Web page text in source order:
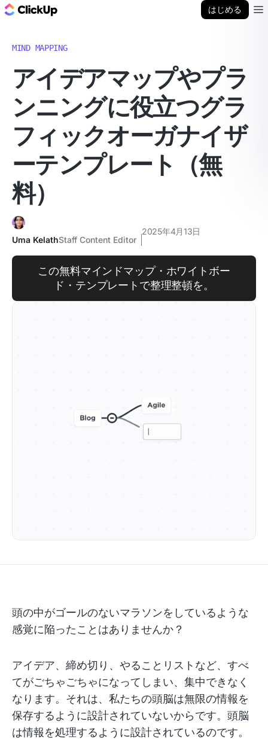
はじめる
MIND MAPPING
アイデアマップやプラ
ンニングに役立つグラ
フィックオーガナイザ
ーテンプレート（無
料）
Uma KelathStaff Content Editor
2025年4月13日
この無料マインドマップ・ホワイトボー
ド・テンプレートで整理整頓を。
頭の中がゴールのないマラソンをしているような
感覚に陥ったことはありませんか？
アイデア、締め切り、やることリストなど、すべ
てがごちゃごちゃになってしまい、集中できなく
なります。それは、私たちの頭脳は無限の情報を
保存するように設計されていないからです。頭脳
は情報を処理するように設計されているのです。